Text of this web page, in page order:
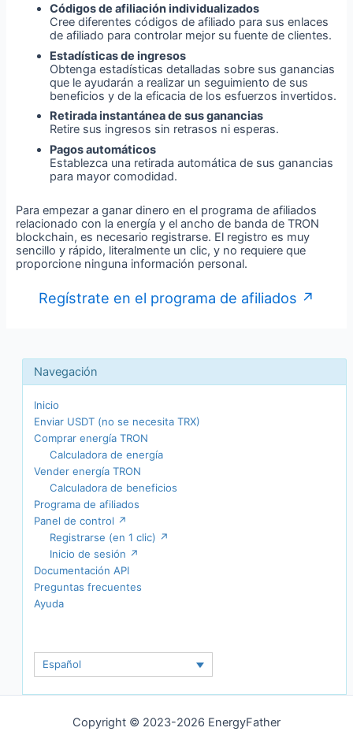
Códigos de afiliación individualizados
Cree diferentes códigos de afiliado para sus enlaces
de afiliado para controlar mejor su fuente de clientes.
Estadísticas de ingresos
Obtenga estadísticas detalladas sobre sus ganancias
que le ayudarán a realizar un seguimiento de sus
beneficios y de la eficacia de los esfuerzos invertidos.
Retirada instantánea de sus ganancias
Retire sus ingresos sin retrasos ni esperas.
Pagos automáticos
Establezca una retirada automática de sus ganancias
para mayor comodidad.
Para empezar a ganar dinero en el programa de afiliados
relacionado con la energía y el ancho de banda de TRON
blockchain, es necesario registrarse. El registro es muy
sencillo y rápido, literalmente un clic, y no requiere que
proporcione ninguna información personal.
Regístrate en el programa de afiliados ↗
Inicio
Enviar USDT (no se necesita TRX)
Comprar energía TRON
Calculadora de energía
Vender energía TRON
Calculadora de beneficios
Programa de afiliados
Panel de control ↗
Registrarse (en 1 clic) ↗
Inicio de sesión ↗
Documentación API
Preguntas frecuentes
Ayuda
Español
Copyright © 2023-2026 EnergyFather